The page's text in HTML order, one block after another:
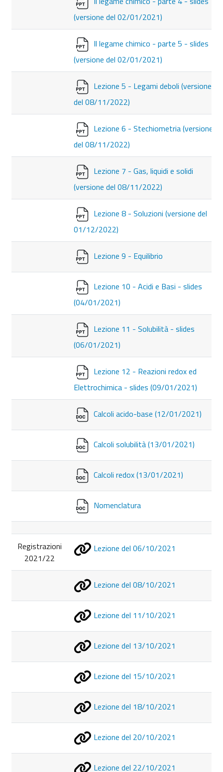
(versione del 02/01/2021)
Il legame chimico - parte 5 - slides
(versione del 02/01/2021)
Lezione 5 - Legami deboli (versione
del 08/11/2022)
Lezione 6 - Stechiometria (versione
del 08/11/2022)
Lezione 7 - Gas, liquidi e solidi
(versione del 08/11/2022)
Lezione 8 - Soluzioni (versione del
01/12/2022)
Lezione 9 - Equilibrio
Lezione 10 - Acidi e Basi - slides
(04/01/2021)
Lezione 11 - Solubilità - slides
(06/01/2021)
Lezione 12 - Reazioni redox ed
Elettrochimica - slides (09/01/2021)
Calcoli acido-base (12/01/2021)
Calcoli solubilità (13/01/2021)
Calcoli redox (13/01/2021)
Nomenclatura
Registrazioni
2021/22
Lezione del 06/10/2021
Lezione del 08/10/2021
Lezione del 11/10/2021
Lezione del 13/10/2021
Lezione del 15/10/2021
Lezione del 18/10/2021
Lezione del 20/10/2021
Lezione del 22/10/2021